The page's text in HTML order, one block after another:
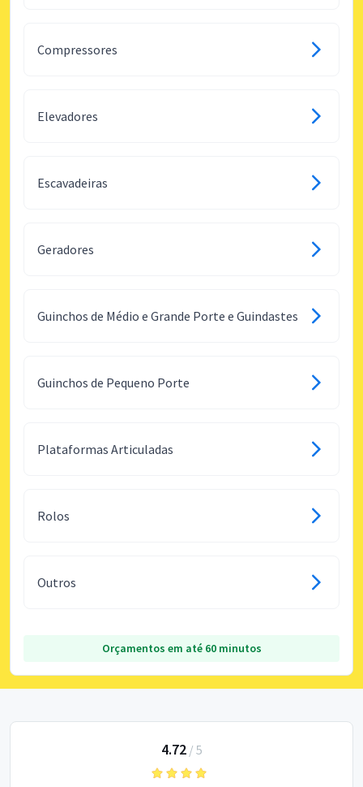
Compressores
Elevadores
Escavadeiras
Geradores
Guinchos de Médio e Grande Porte e Guindastes
Guinchos de Pequeno Porte
Plataformas Articuladas
Rolos
Outros
Orçamentos em até 60 minutos
4.72/ 5